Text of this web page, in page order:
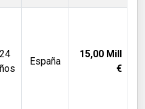
24
España
15,00 Mill
€